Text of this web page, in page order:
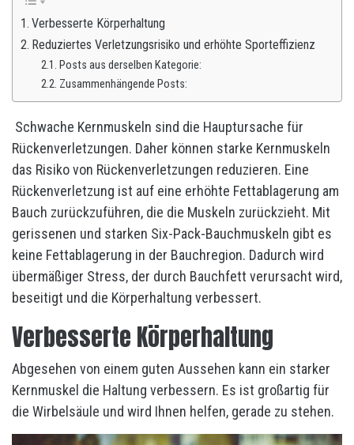
Verbesserte Körperhaltung
Reduziertes Verletzungsrisiko und erhöhte Sporteffizienz
Posts aus derselben Kategorie:
Zusammenhängende Posts:
Schwache Kernmuskeln sind die Hauptursache für
Rückenverletzungen. Daher können starke Kernmuskeln
das Risiko von Rückenverletzungen reduzieren. Eine
Rückenverletzung ist auf eine erhöhte Fettablagerung am
Bauch zurückzuführen, die die Muskeln zurückzieht. Mit
gerissenen und starken Six-Pack-Bauchmuskeln gibt es
keine Fettablagerung in der Bauchregion. Dadurch wird
übermäßiger Stress, der durch Bauchfett verursacht wird,
beseitigt und die Körperhaltung verbessert.
Verbesserte Körperhaltung
Abgesehen von einem guten Aussehen kann ein starker
Kernmuskel die Haltung verbessern. Es ist großartig für
die Wirbelsäule und wird Ihnen helfen, gerade zu stehen.